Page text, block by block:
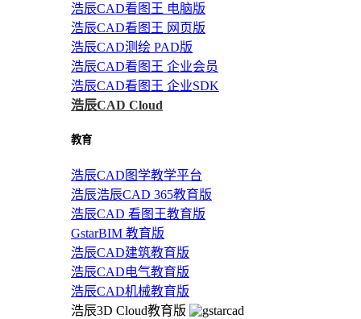
浩辰CAD看图王 电脑版
浩辰CAD看图王 网页版
浩辰CAD测绘 PAD版
浩辰CAD看图王 企业会员
浩辰CAD看图王 企业SDK
浩辰CAD Cloud
教育
浩辰CAD图学教学平台
浩辰浩辰CAD 365教育版
浩辰CAD 看图王教育版
GstarBIM 教育版
浩辰CAD建筑教育版
浩辰CAD电气教育版
浩辰CAD机械教育版
浩辰3D Cloud教育版